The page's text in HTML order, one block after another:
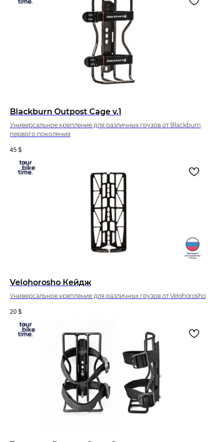
Blackburn Outpost Cage v.1
Универсальное крепление для различных грузов от Blackburn
первого поколения
45 $
Velohorosho Кейдж
Универсальное крепление для различных грузов от Velohorosho
20 $